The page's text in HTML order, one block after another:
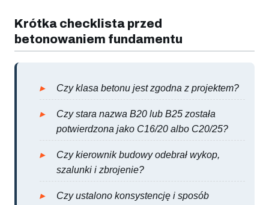
Krótka checklista przed
betonowaniem fundamentu
Czy klasa betonu jest zgodna z projektem?
Czy stara nazwa B20 lub B25 została
potwierdzona jako C16/20 albo C20/25?
Czy kierownik budowy odebrał wykop,
szalunki i zbrojenie?
Czy ustalono konsystencję i sposób